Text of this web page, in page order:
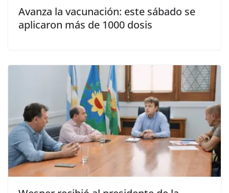
Avanza la vacunación: este sábado se
aplicaron más de 1000 dosis